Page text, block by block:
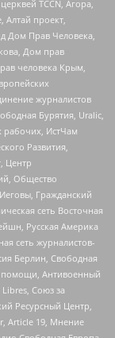
TCCN, Агора,
проект,
Дом Прав Человека,
Дом прав
человека Крым,
журналистов
Бурятия, Uralic,
рабочих, ИстЧам
Развития,
Центр
Общество
Гражданский
сеть Восточная
Русская Америка
сеть журналистов-
Берлин, Свободная
помощи, Антивоенный
Союз за
Ресурсный Центр,
Article 19, Мнение